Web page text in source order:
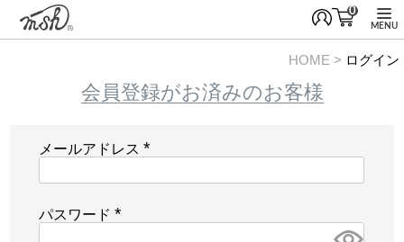
0
MENU
HOME ログイン
会員登録がお済みのお客様
メールアドレス
パスワード